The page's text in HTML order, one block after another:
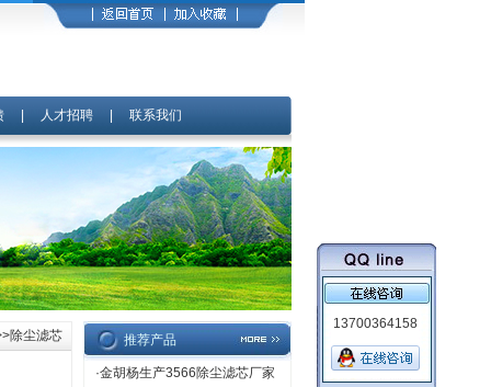
| 人才招聘| 联系我们
除尘滤芯 推荐产品
·金胡杨生产3566除尘滤芯厂家
13700364158